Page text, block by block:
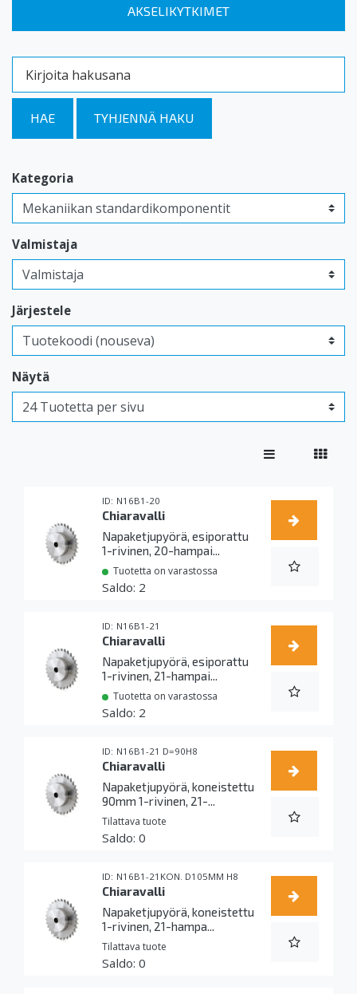
AKSELIKYTKIMET
HAE TYHJENNÄ HAKU
Kategoria
Valmistaja
Järjestele
Näytä
N16B1-20
Chiaravalli
Napaketjupyörä, esiporattu
1-rivinen, 20-hampai...
Tuotetta on varastossa
2
N16B1-21
Chiaravalli
Napaketjupyörä, esiporattu
1-rivinen, 21-hampai...
Tuotetta on varastossa
2
N16B1-21 D=90H8
Chiaravalli
Napaketjupyörä, koneistettu
90mm 1-rivinen, 21-...
Tilattava tuote
0
N16B1-21KON. D105MM H8
Chiaravalli
Napaketjupyörä, koneistettu
1-rivinen, 21-hampa...
Tilattava tuote
0